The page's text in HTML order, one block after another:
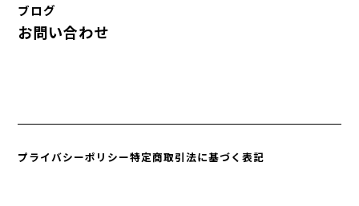
ブログ
お問い合わせ
プライバシーポリシー特定商取引法に基づく表記